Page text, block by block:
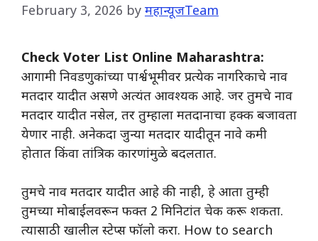
February 3, 2026 by महान्यूजTeam
Check Voter List Online Maharashtra:
आगामी निवडणुकांच्या पार्श्वभूमीवर प्रत्येक नागरिकाचे नाव
मतदार यादीत असणे अत्यंत आवश्यक आहे. जर तुमचे नाव
मतदार यादीत नसेल, तर तुम्हाला मतदानाचा हक्क बजावता
येणार नाही. अनेकदा जुन्या मतदार यादीतून नावे कमी
होतात किंवा तांत्रिक कारणांमुळे बदलतात.
​तुमचे नाव मतदार यादीत आहे की नाही, हे आता तुम्ही
तुमच्या मोबाईलवरून फक्त 2 मिनिटांत चेक करू शकता.
त्यासाठी खालील स्टेप्स फॉलो करा. How to search